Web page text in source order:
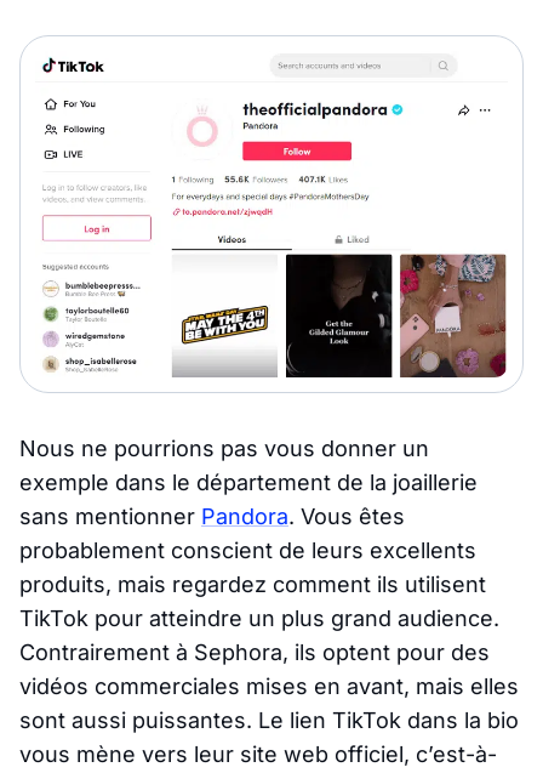
Nous ne pourrions pas vous donner un
exemple dans le département de la joaillerie
sans mentionner Pandora. Vous êtes
probablement conscient de leurs excellents
produits, mais regardez comment ils utilisent
TikTok pour atteindre un plus grand audience.
Contrairement à Sephora, ils optent pour des
vidéos commerciales mises en avant, mais elles
sont aussi puissantes. Le lien TikTok dans la bio
vous mène vers leur site web officiel, c’est-à-